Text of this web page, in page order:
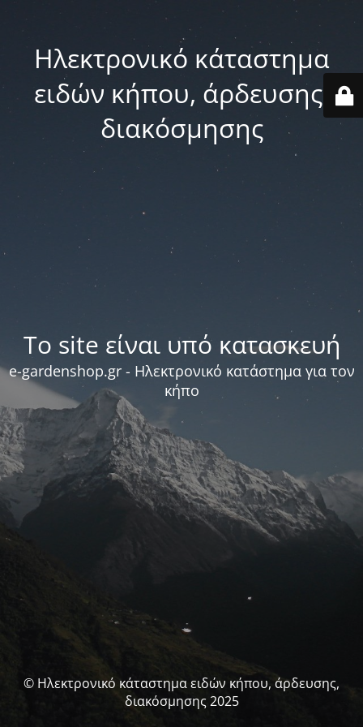
Ηλεκτρονικό κάταστημα
ειδών κήπου, άρδευσης,
διακόσμησης
Το site είναι υπό κατασκευή
e-gardenshop.gr - Ηλεκτρονικό κατάστημα για τον
κήπο
© Ηλεκτρονικό κάταστημα ειδών κήπου, άρδευσης,
διακόσμησης 2025